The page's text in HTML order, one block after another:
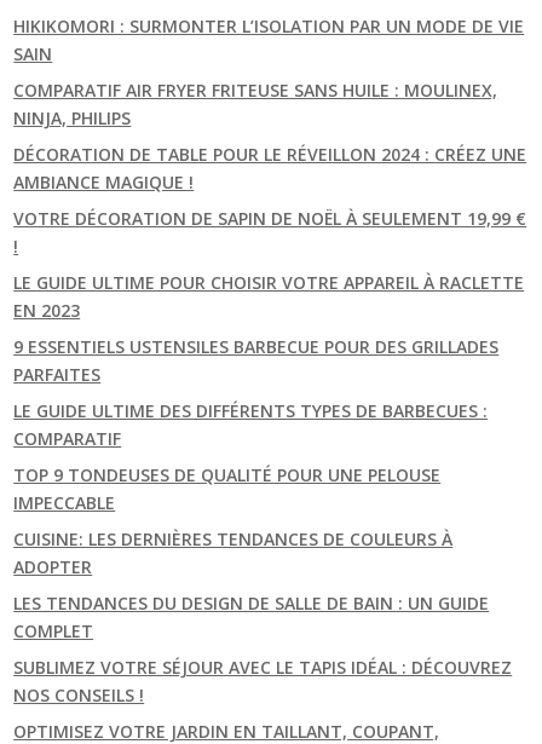
HIKIKOMORI : SURMONTER L’ISOLATION PAR UN MODE DE VIE
SAIN
COMPARATIF AIR FRYER FRITEUSE SANS HUILE : MOULINEX,
NINJA, PHILIPS
DÉCORATION DE TABLE POUR LE RÉVEILLON 2024 : CRÉEZ UNE
AMBIANCE MAGIQUE !
VOTRE DÉCORATION DE SAPIN DE NOËL À SEULEMENT 19,99 €
!
LE GUIDE ULTIME POUR CHOISIR VOTRE APPAREIL À RACLETTE
EN 2023
9 ESSENTIELS USTENSILES BARBECUE POUR DES GRILLADES
PARFAITES
LE GUIDE ULTIME DES DIFFÉRENTS TYPES DE BARBECUES :
COMPARATIF
TOP 9 TONDEUSES DE QUALITÉ POUR UNE PELOUSE
IMPECCABLE
CUISINE: LES DERNIÈRES TENDANCES DE COULEURS À
ADOPTER
LES TENDANCES DU DESIGN DE SALLE DE BAIN : UN GUIDE
COMPLET
SUBLIMEZ VOTRE SÉJOUR AVEC LE TAPIS IDÉAL : DÉCOUVREZ
NOS CONSEILS !
OPTIMISEZ VOTRE JARDIN EN TAILLANT, COUPANT,